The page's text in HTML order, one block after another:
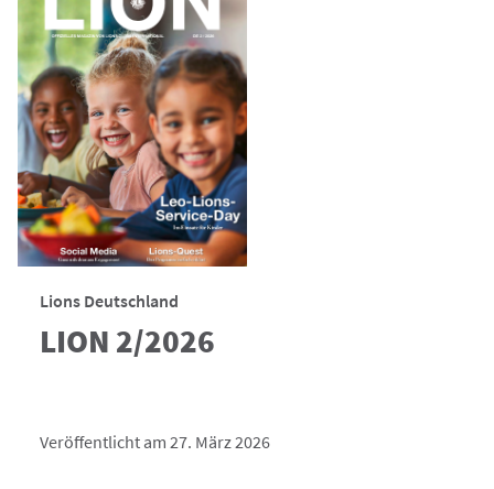
Lions Deutschland
LION 2/2026
Veröffentlicht am 27. März 2026